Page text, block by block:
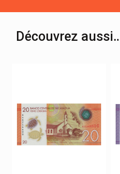
Découvrez